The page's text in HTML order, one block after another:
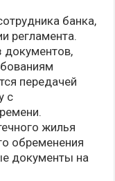
банка,
регламента.
документов,
передачей
с
жилья
обременения
документы на